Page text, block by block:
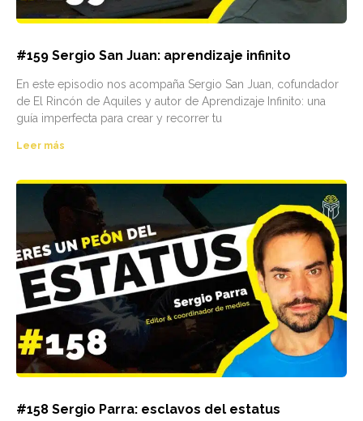
#159 Sergio San Juan: aprendizaje infinito
En este episodio nos acompaña Sergio San Juan, cofundador
de El Rincón de Aquiles y autor de Aprendizaje Infinito: una
guía imperfecta para crear y recorrer tu
Leer más
#158 Sergio Parra: esclavos del estatus